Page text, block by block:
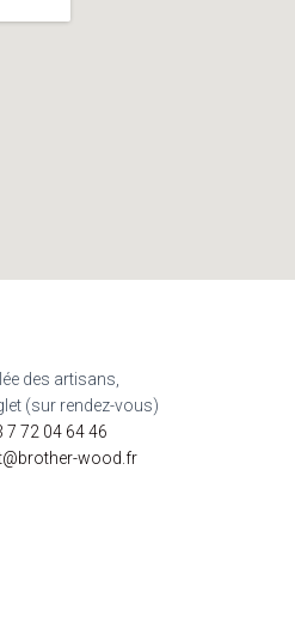
des artisans,
(sur rendez-vous)
7 72 04 64 46
wood.fr